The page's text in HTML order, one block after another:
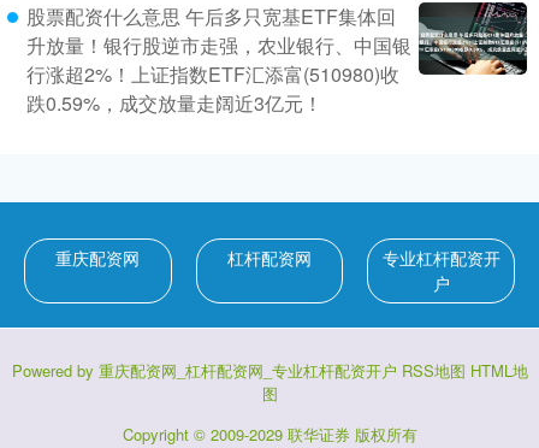
股票配资什么意思 午后多只宽基ETF集体回
升放量！银行股逆市走强，农业银行、中国银
行涨超2%！上证指数ETF汇添富(510980)收
跌0.59%，成交放量走阔近3亿元！
重庆配资网 杠杆配资网
专业杠杆配资开
户
Powered by 重庆配资网_杠杆配资网_专业杠杆配资开户 RSS地图 HTML地
图
Copyright © 2009-2029 联华证券版权所有